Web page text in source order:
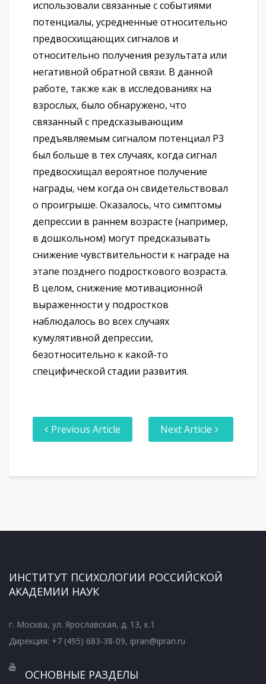
использовали связанные с событиями
потенциалы, усредненные относительно
предвосхищающих сигналов и
относительно получения результата или
негативной обратной связи. В данной
работе, также как в исследованиях на
взрослых, было обнаружено, что
связанный с предсказывающим
предъявляемым сигналом потенциал Р3
был больше в тех случаях, когда сигнал
предвосхищал вероятное получение
награды, чем когда он свидетельствовал
о проигрыше. Оказалось, что симптомы
депрессии в раннем возрасте (например,
в дошкольном) могут предсказывать
снижение чувствительности к награде на
этапе позднего подросткового возраста.
В целом, снижение мотивационной
выраженности у подростков
наблюдалось во всех случаях
кумулятивной депрессии,
безотносительно к какой-то
специфической стадии развития.
Previous Article Next Article
ИНСТИТУТ ПСИХОЛОГИИ РОССИЙСКОЙ
АКАДЕМИИ НАУК
г. Москва, ул. Ярославская, д. 13, к.1
Дирекция: +7 (495) 683-38-09, ipran@ipran.ru
ОСНОВНЫЕ РАЗДЕЛЫ